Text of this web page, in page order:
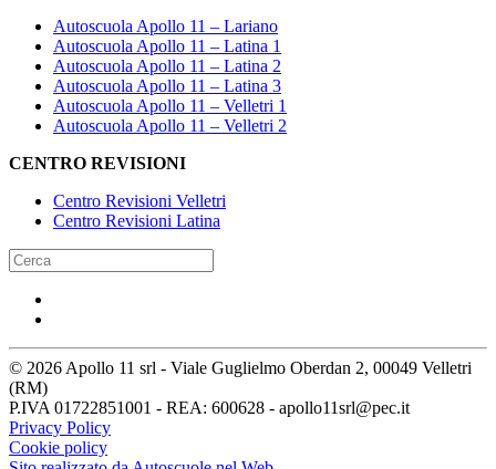
Autoscuola Apollo 11 – Lariano
Autoscuola Apollo 11 – Latina 1
Autoscuola Apollo 11 – Latina 2
Autoscuola Apollo 11 – Latina 3
Autoscuola Apollo 11 – Velletri 1
Autoscuola Apollo 11 – Velletri 2
CENTRO REVISIONI
Centro Revisioni Velletri
Centro Revisioni Latina
© 2026 Apollo 11 srl - Viale Guglielmo Oberdan 2, 00049 Velletri
(RM)
P.IVA 01722851001 - REA: 600628 - apollo11srl@pec.it
Privacy Policy
Cookie policy